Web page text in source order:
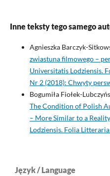
Inne teksty tego samego
Agnieszka Barczyk-
zwiastuna filmowego –
Universitatis Lodziensis.
Nr 2 (2018): Chwyty
Bogumiła Fiołek-
The Condition of Polish
– More Similar to a
Lodziensis. Folia
Język / Language